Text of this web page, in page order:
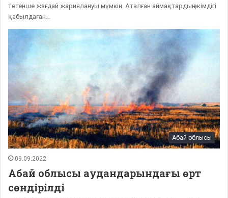
төтенше жағдай жариялануы мүмкін. Аталған аймақтардың әкімдігі
қабылдаған…
Абай облысы
09.09.2022
Абай облысы аудандарындағы өрт
сөндірілді